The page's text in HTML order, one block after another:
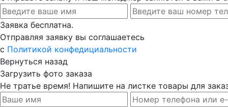
Заявка бесплатна.
Отправляя заявку вы соглашаетесь
с Политикой конфедициальности
Вернуться назад
Загрузить фото заказа
Не тратье время! Напишите на листке товары для